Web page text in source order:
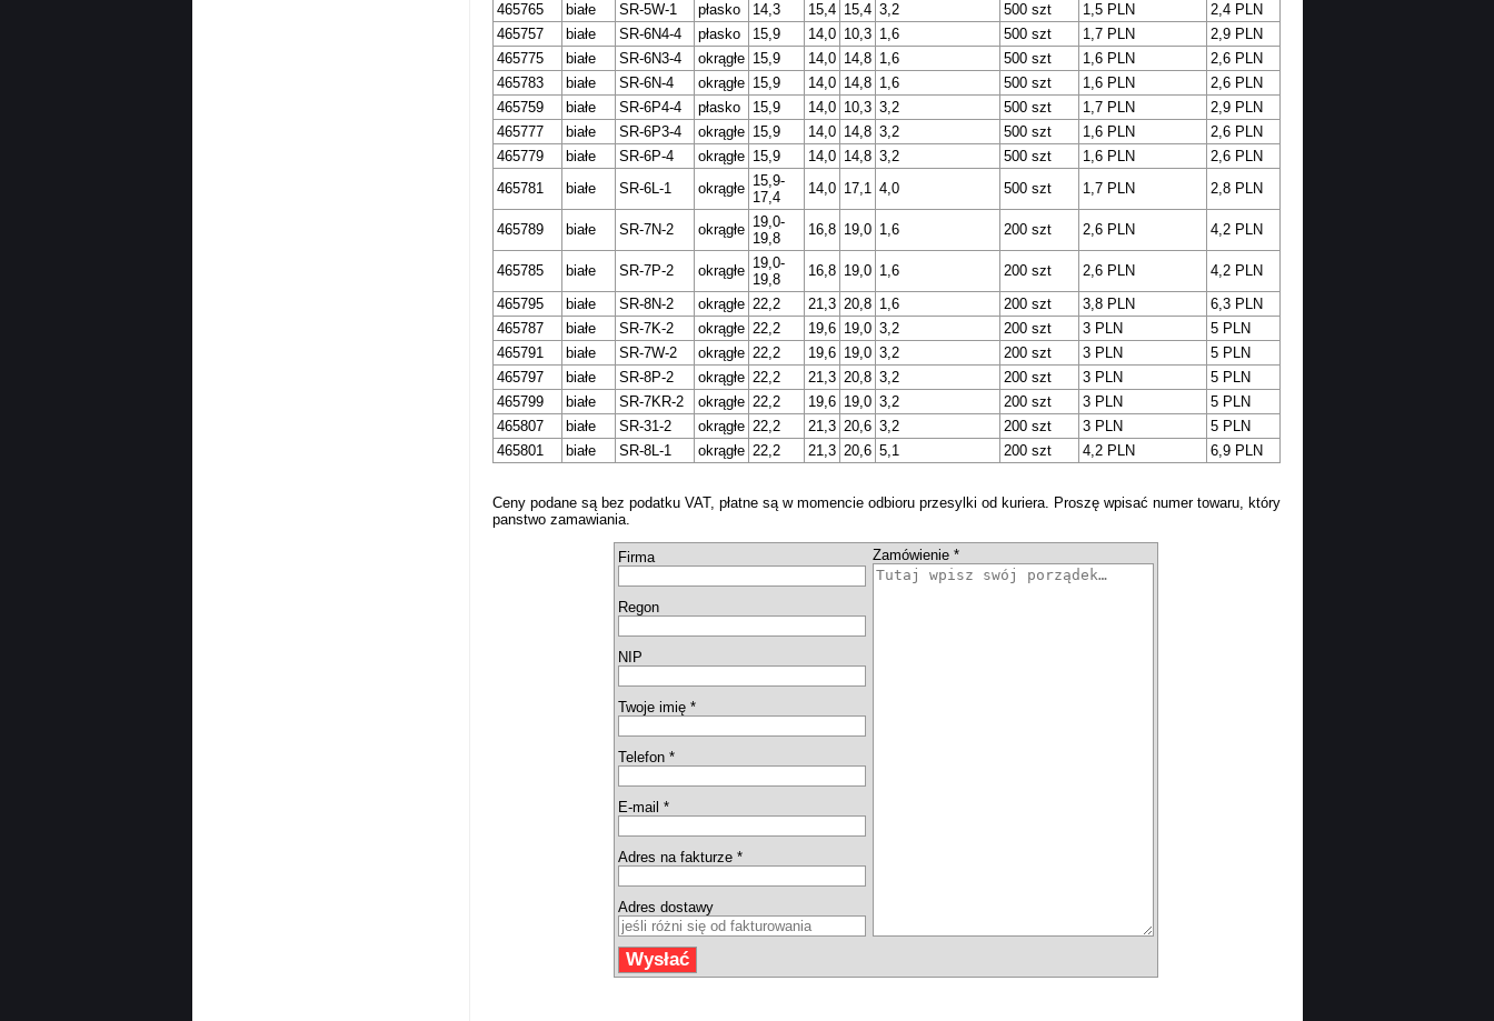
465765
białe SR-5W-1 płasko 14,3 15,4 15,4 3,2 500 szt 1,5 PLN
2,4 PLN
465757
białe SR-6N4-4 płasko 15,9 14,0 10,3 1,6 500 szt 1,7 PLN
2,9 PLN
465775
białe SR-6N3-4 okrągłe 15,9 14,0 14,8 1,6 500 szt 1,6 PLN
2,6 PLN
465783
białe SR-6N-4 okrągłe 15,9 14,0 14,8 1,6 500 szt 1,6 PLN
2,6 PLN
465759
białe SR-6P4-4 płasko 15,9 14,0 10,3 3,2 500 szt 1,7 PLN
2,9 PLN
465777
białe SR-6P3-4 okrągłe 15,9 14,0 14,8 3,2 500 szt 1,6 PLN
2,6 PLN
465779
białe SR-6P-4 okrągłe 15,9 14,0 14,8 3,2 500 szt 1,6 PLN
2,6 PLN
465781
białe SR-6L-1 okrągłe 15,9-
17,4
14,0 17,1 4,0 500 szt 1,7 PLN 2,8 PLN
465789 białe SR-7N-2 okrągłe 19,0-
19,8
16,8 19,0 1,6 200 szt 2,6 PLN 4,2 PLN
465785 białe SR-7P-2 okrągłe 19,0-
19,8
16,8 19,0 1,6 200 szt 2,6 PLN
4,2 PLN
465795
białe SR-8N-2 okrągłe 22,2 21,3 20,8 1,6 200 szt 3,8 PLN
6,3 PLN
465787
białe SR-7K-2 okrągłe 22,2 19,6 19,0 3,2 200 szt 3 PLN
5 PLN
465791
białe SR-7W-2 okrągłe 22,2 19,6 19,0 3,2 200 szt 3 PLN
5 PLN
465797
białe SR-8P-2 okrągłe 22,2 21,3 20,8 3,2 200 szt 3 PLN
5 PLN
465799
białe SR-7KR-2 okrągłe 22,2 19,6 19,0 3,2 200 szt 3 PLN
5 PLN
465807
białe SR-31-2 okrągłe 22,2 21,3 20,6 3,2 200 szt 3 PLN
5 PLN
465801
białe SR-8L-1 okrągłe 22,2 21,3 20,6 5,1 200 szt 4,2 PLN 6,9 PLN
Ceny podane są bez podatku VAT, płatne są w momencie odbioru przesylki od kuriera. Proszę wpisać numer towaru, który
panstwo zamawiania.
Firma Zamówienie *
Regon
NIP
Twoje imię *
Telefon *
E-mail *
Adres na fakturze *
Adres dostawy